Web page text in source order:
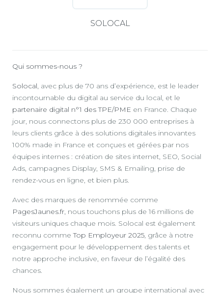
SOLOCAL
Qui sommes-nous ?
Solocal, avec plus de 70 ans d’expérience, est le leader
incontournable du digital au service du local, et le
partenaire digital n°1 des TPE/PME en France. Chaque
jour, nous connectons plus de 230 000 entreprises à
leurs clients grâce à des solutions digitales innovantes
100% made in France et conçues et gérées par nos
équipes internes : création de sites internet, SEO, Social
Ads, campagnes Display, SMS & Emailing, prise de
rendez-vous en ligne, et bien plus.
Avec des marques de renommée comme
PagesJaunes.fr, nous touchons plus de 16 millions de
visiteurs uniques chaque mois. Solocal est également
reconnu commeTop Employeur 2025, grâce à notre
engagement pour le développement des talents et
notre approche inclusive, en faveur de l’égalité des
chances.
Nous sommes également un groupe international avec